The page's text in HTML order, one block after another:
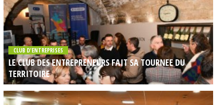
CLUB D'ENTREPRISES
LE CLUB DES ENTREPRENEURS FAIT SA TOURNEE DU
TERRITOIRE